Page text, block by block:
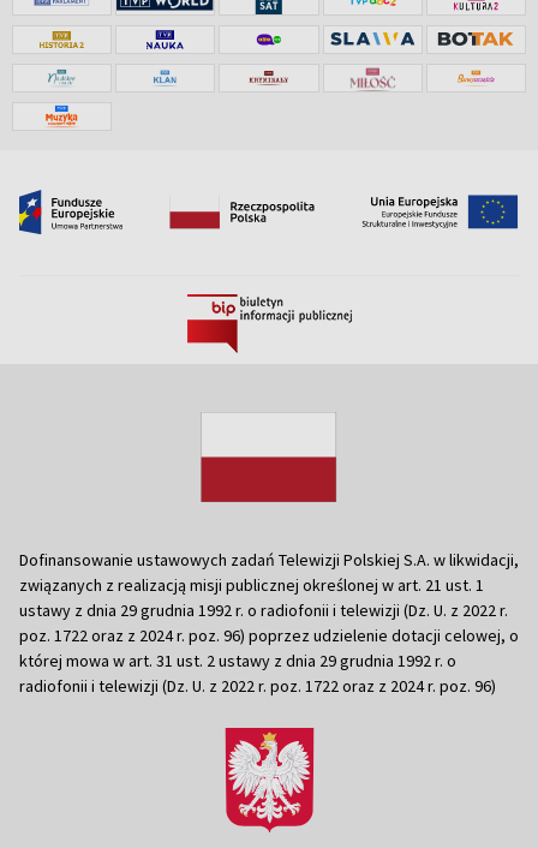
Dofinansowanie ustawowych zadań Telewizji Polskiej S.A. w likwidacji,
związanych z realizacją misji publicznej określonej w art. 21 ust. 1
ustawy z dnia 29 grudnia 1992 r. o radiofonii i telewizji (Dz. U. z 2022 r.
poz. 1722 oraz z 2024 r. poz. 96) poprzez udzielenie dotacji celowej, o
której mowa w art. 31 ust. 2 ustawy z dnia 29 grudnia 1992 r. o
radiofonii i telewizji (Dz. U. z 2022 r. poz. 1722 oraz z 2024 r. poz. 96)